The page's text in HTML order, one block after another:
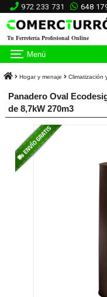
972 233 731 648
Tu Ferretería Profesional Online
Menú
Hogar y menaje Climatización
Panadero Oval
de 8,7kW 270m3